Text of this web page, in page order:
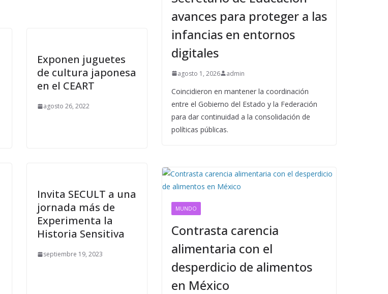
Exponen juguetes
de cultura japonesa
en el CEART
agosto 26, 2022
Invita SECULT a una
jornada más de
Experimenta la
Historia Sensitiva
septiembre 19, 2023
avances para proteger a las
infancias en entornos
digitales
agosto 1, 2026 admin
Coincidieron en mantener la coordinación
entre el Gobierno del Estado y la Federación
para dar continuidad a la consolidación de
políticas públicas.
MUNDO
Contrasta carencia
alimentaria con el
desperdicio de alimentos
en México